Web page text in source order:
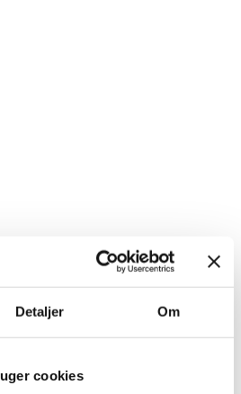
Detaljer Om
cookies